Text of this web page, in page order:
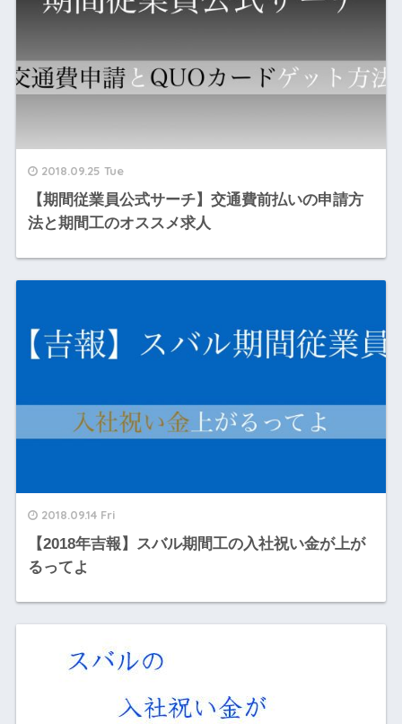
2018.09.25 Tue
【期間従業員公式サーチ】交通費前払いの申請方
法と期間工のオススメ求人
2018.09.14 Fri
【2018年吉報】スバル期間工の入社祝い金が上が
るってよ